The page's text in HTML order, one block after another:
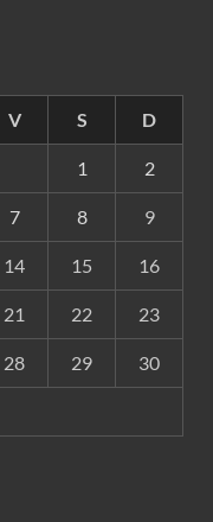
V S D
1 2
7 8 9
14 15 16
21 22 23
28 29 30